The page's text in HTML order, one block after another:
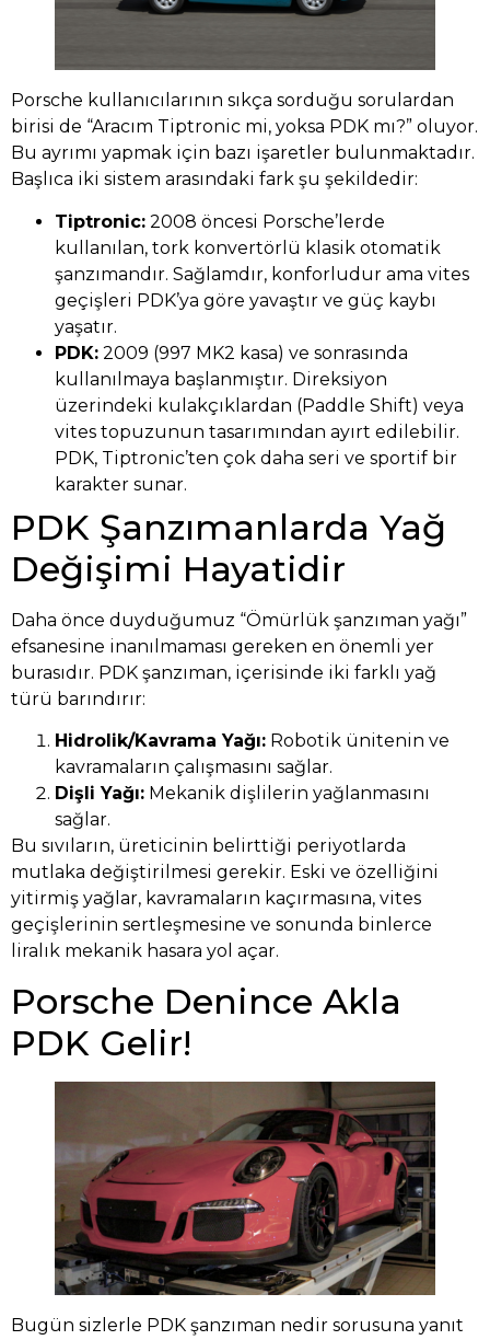
Porsche kullanıcılarının sıkça sorduğu sorulardan
birisi de “Aracım Tiptronic mi, yoksa PDK mı?” oluyor.
Bu ayrımı yapmak için bazı işaretler bulunmaktadır.
Başlıca iki sistem arasındaki fark şu şekildedir:
Tiptronic: 2008 öncesi Porsche’lerde
kullanılan, tork konvertörlü klasik otomatik
şanzımandır. Sağlamdır, konforludur ama vites
geçişleri PDK’ya göre yavaştır ve güç kaybı
yaşatır.
PDK: 2009 (997 MK2 kasa) ve sonrasında
kullanılmaya başlanmıştır. Direksiyon
üzerindeki kulakçıklardan (Paddle Shift) veya
vites topuzunun tasarımından ayırt edilebilir.
PDK, Tiptronic’ten çok daha seri ve sportif bir
karakter sunar.
PDK Şanzımanlarda Yağ
Değişimi Hayatidir
Daha önce duyduğumuz “Ömürlük şanzıman yağı”
efsanesine inanılmaması gereken en önemli yer
burasıdır. PDK şanzıman, içerisinde iki farklı yağ
türü barındırır:
Hidrolik/Kavrama Yağı: Robotik ünitenin ve
kavramaların çalışmasını sağlar.
Dişli Yağı: Mekanik dişlilerin yağlanmasını
sağlar.
Bu sıvıların, üreticinin belirttiği periyotlarda
mutlaka değiştirilmesi gerekir. Eski ve özelliğini
yitirmiş yağlar, kavramaların kaçırmasına, vites
geçişlerinin sertleşmesine ve sonunda binlerce
liralık mekanik hasara yol açar.
Porsche Denince Akla
PDK Gelir!
Bugün sizlerle PDK şanzıman nedir sorusuna yanıt